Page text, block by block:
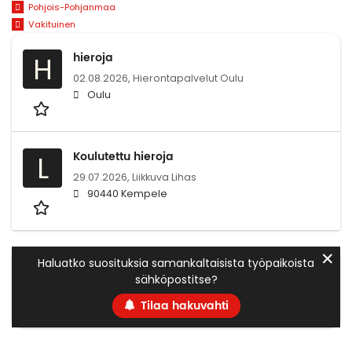
Pohjois-Pohjanmaa
Vakituinen
H hieroja
02.08.2026, Hierontapalvelut Oulu
Oulu
L Koulutettu hieroja
29.07.2026, Liikkuva Lihas
90440 Kempele
Haluatko suosituksia samankaltaisista työpaikoista
sähköpostitse?
Tilaa hakuvahti
✕